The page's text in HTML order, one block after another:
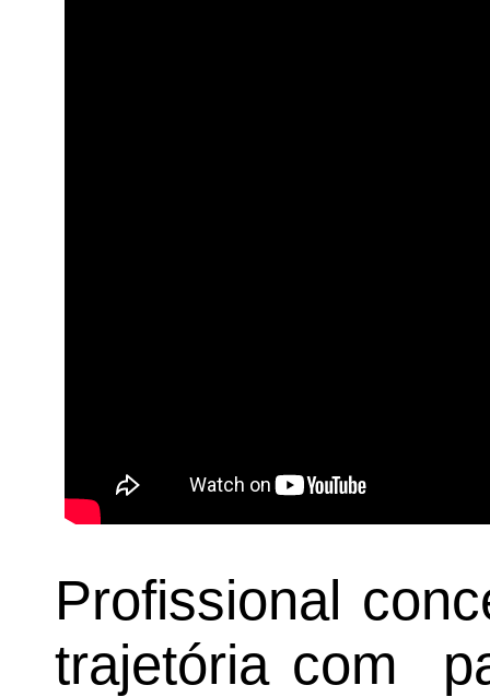
Profissional
trajetória com